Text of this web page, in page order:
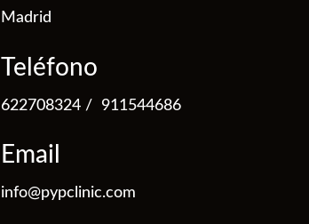
Madrid
Teléfono
622708324 / 911544686
Email
info@pypclinic.com